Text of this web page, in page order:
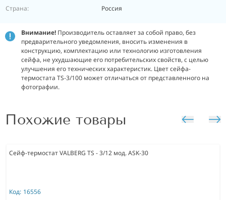
Страна:
Россия
Внимание! Производитель оставляет за собой право, без
предварительного уведомления, вносить изменения в
конструкцию, комплектацию или технологию изготовления
сейфа, не ухудшающие его потребительских свойств, с целью
улучшения его технических характеристик. Цвет сейфа-
термостата TS-3/100 может отличаться от представленного на
фотографии.
Похожие товары
Сейф-термостат VALBERG TS - 3/12 мод. ASK-30
Код: 16556